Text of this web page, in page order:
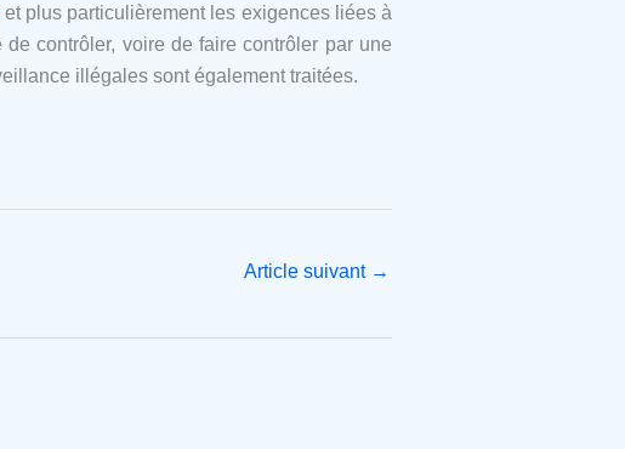
et plus particulièrement les exigences liées à
contrôler, voire de faire contrôler par une
illégales sont également traitées.
Article suivant →